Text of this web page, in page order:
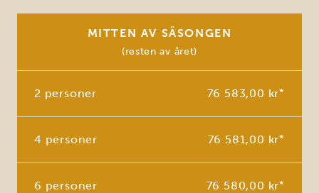
MITTEN AV SÄSONGEN
(resten av året)
2 personer 76 583,00 kr*
4 personer 76 581,00 kr*
6 personer 76 580,00 kr*